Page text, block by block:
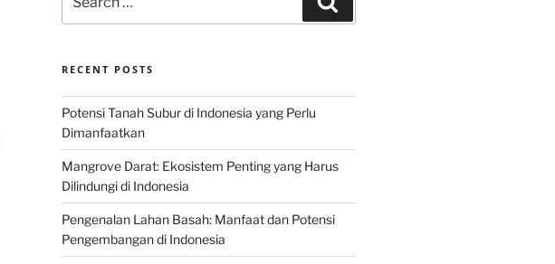
for:
RECENT POSTS
Potensi Tanah Subur di Indonesia yang Perlu
Dimanfaatkan
Mangrove Darat: Ekosistem Penting yang Harus
Dilindungi di Indonesia
Pengenalan Lahan Basah: Manfaat dan Potensi
Pengembangan di Indonesia